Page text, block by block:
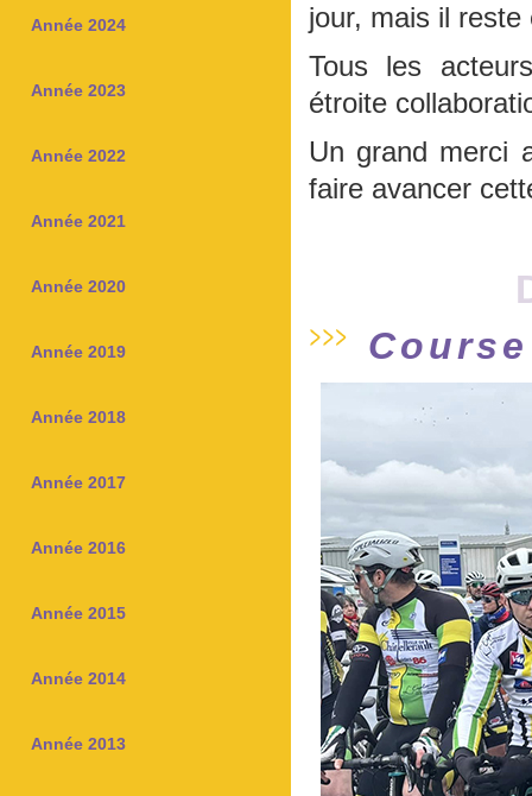
Année 2024
Année 2023
Année 2022
Année 2021
Année 2020
Année 2019
Année 2018
Année 2017
Année 2016
Année 2015
Année 2014
Année 2013
jour, mais il
Tous les
étroite
Un grand merci
faire avancer